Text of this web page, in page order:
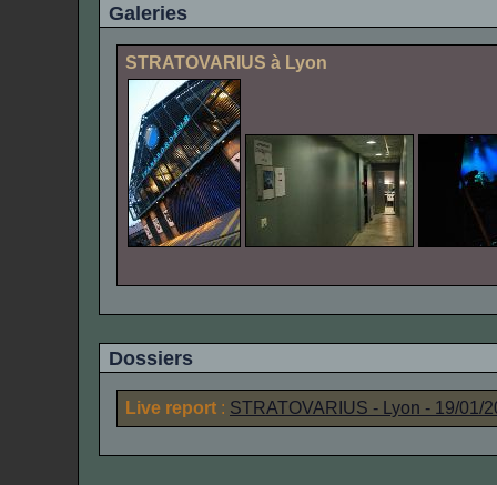
Galeries
STRATOVARIUS à Lyon
Dossiers
Live report : STRATOVARIUS - Lyon - 19/01/